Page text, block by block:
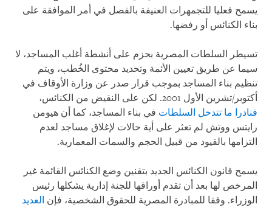
يسمح فعليا للتجمهرات العنيفة بالفصل في أمر الموافقة على
بناء الكنائس أو رفضها.
تسيطر السلطات المصرية بحزم على أنشطة أغلب المساجد، لا
سيما عن طريق تعيين الأئمة وتحديد محتوى الخُطب، ويتم
تنظيم بناء المساجد بموجب قرار صدر عن وزارة الأوقاف في
أكتوبر/تشرين الأول 2001. لكن على النقيض من الكنائس،
فنادرا ما تتدخل السلطات في بناء المساجد، كما أن هيومن
رايتس ووتش لم تعثر على أية حالات لإغلاق مساجد لعدم
التزامها بالقيود من قبيل الحجم والسمات المعمارية.
يسمح قانون الكنائس الجديد بتقنين وضع الكنائس القائمة غير
المرخص لها بعد أن تقدم أوراقها للجنة إدارية يشكلها رئيس
الوزراء. وفقا للمبادرة المصرية للحقوق الشخصية، فإن العديد